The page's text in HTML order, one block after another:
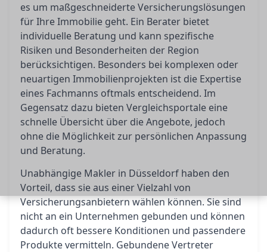
es um maßgeschneiderte Versicherungslösungen
für Ihre Immobilie geht. Ein Berater bietet
individuelle Beratung und kann spezifische
Risiken und Besonderheiten der Region
berücksichtigen. Besonders bei komplexen oder
neuartigen Immobilienprojekten ist die Expertise
eines Fachmanns oftmals entscheidend. Im
Gegensatz dazu bieten Vergleichsportale eine
schnelle Übersicht über die Angebote, jedoch
ohne die Möglichkeit zur persönlichen Anpassung
und Beratung.
Unabhängige Makler in Düsseldorf haben den
Vorteil, dass sie aus einer Vielzahl von
Versicherungsanbietern wählen können. Sie sind
nicht an ein Unternehmen gebunden und können
dadurch oft bessere Konditionen und passendere
Produkte vermitteln. Gebundene Vertreter